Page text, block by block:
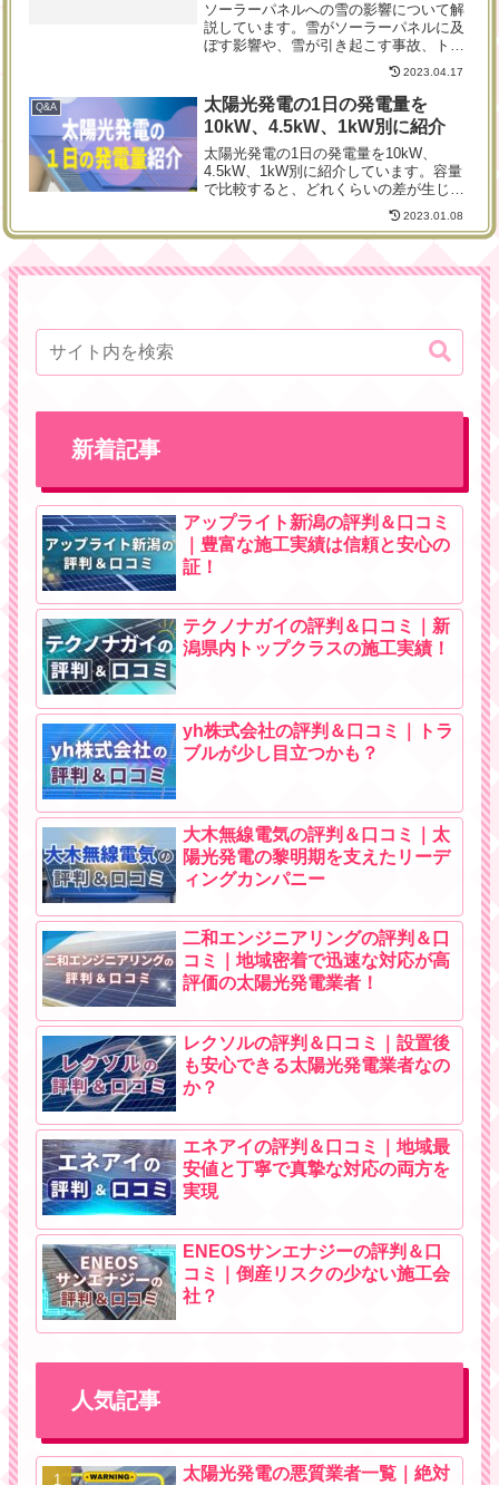
ソーラーパネルへの雪の影響について解
説しています。雪がソーラーパネルに及
ぼす影響や、雪が引き起こす事故、トラ
ブルを防ぐために重要な雪対策、雪国で
のソーラーパネル設置で成功する方法な
ど、雪国で太陽光発電の設置を検討して
いる方に注目していただきたい内容をま
とめています。
2023.04.17
Q&A
太陽光発電の1日の発電量を
10kW、4.5kW、1kW別に紹介
太陽光発電の1日の発電量を10kW、
4.5kW、1kW別に紹介しています。容量
で比較すると、どれくらいの差が生じて
くるのか、具体的な数値で比較してみま
しょう。また、それぞれの設置にかかる
費用についても紹介していますので、長
得なのか、人目で分かりますよ。
2023.01.08
新着記事
アップライト新潟の評判＆口コミ
｜豊富な施工実績は信頼と安心の
証！
テクノナガイの評判＆口コミ｜新
潟県内トップクラスの施工実績！
yh株式会社の評判＆口コミ｜トラ
ブルが少し目立つかも？
大木無線電気の評判＆口コミ｜太
陽光発電の黎明期を支えたリーデ
ィングカンパニー
二和エンジニアリングの評判＆口
コミ｜地域密着で迅速な対応が高
評価の太陽光発電業者！
レクソルの評判＆口コミ｜設置後
も安心できる太陽光発電業者なの
か？
エネアイの評判＆口コミ｜地域最
安値と丁寧で真摯な対応の両方を
実現
ENEOSサンエナジーの評判＆口
コミ｜倒産リスクの少ない施工会
社？
人気記事
太陽光発電の悪質業者一覧｜絶対